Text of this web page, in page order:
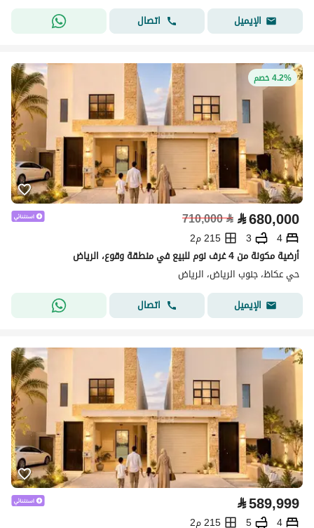
الإيميل
اتصال
4.2% خصم
⃁680,000
⃁
710,000
4
3
215 م2
أرضية مكونة من 4 غرف نوم للبيع في منطقة وقوع، الرياض
حي عكاظ، جنوب الرياض، الرياض
الإيميل
اتصال
⃁589,999
4
5
215 م2